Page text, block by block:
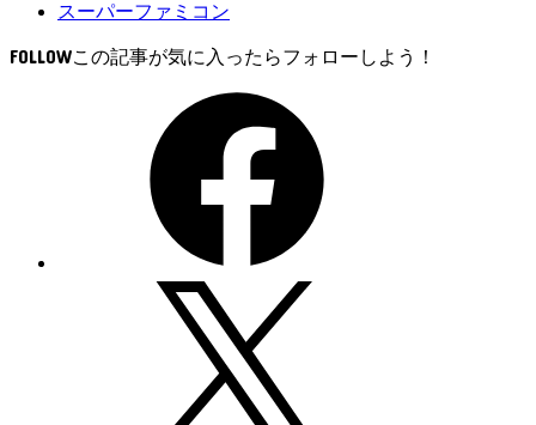
スーパーファミコン
FOLLOW